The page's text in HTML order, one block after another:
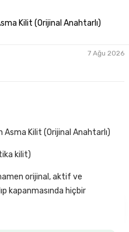
Kilit (Orijinal Anahtarlı)
7 Ağu 2026
Kilit (Orijinal Anahtarlı)
kilit)
orijinal, aktif ve
kapanmasında hiçbir